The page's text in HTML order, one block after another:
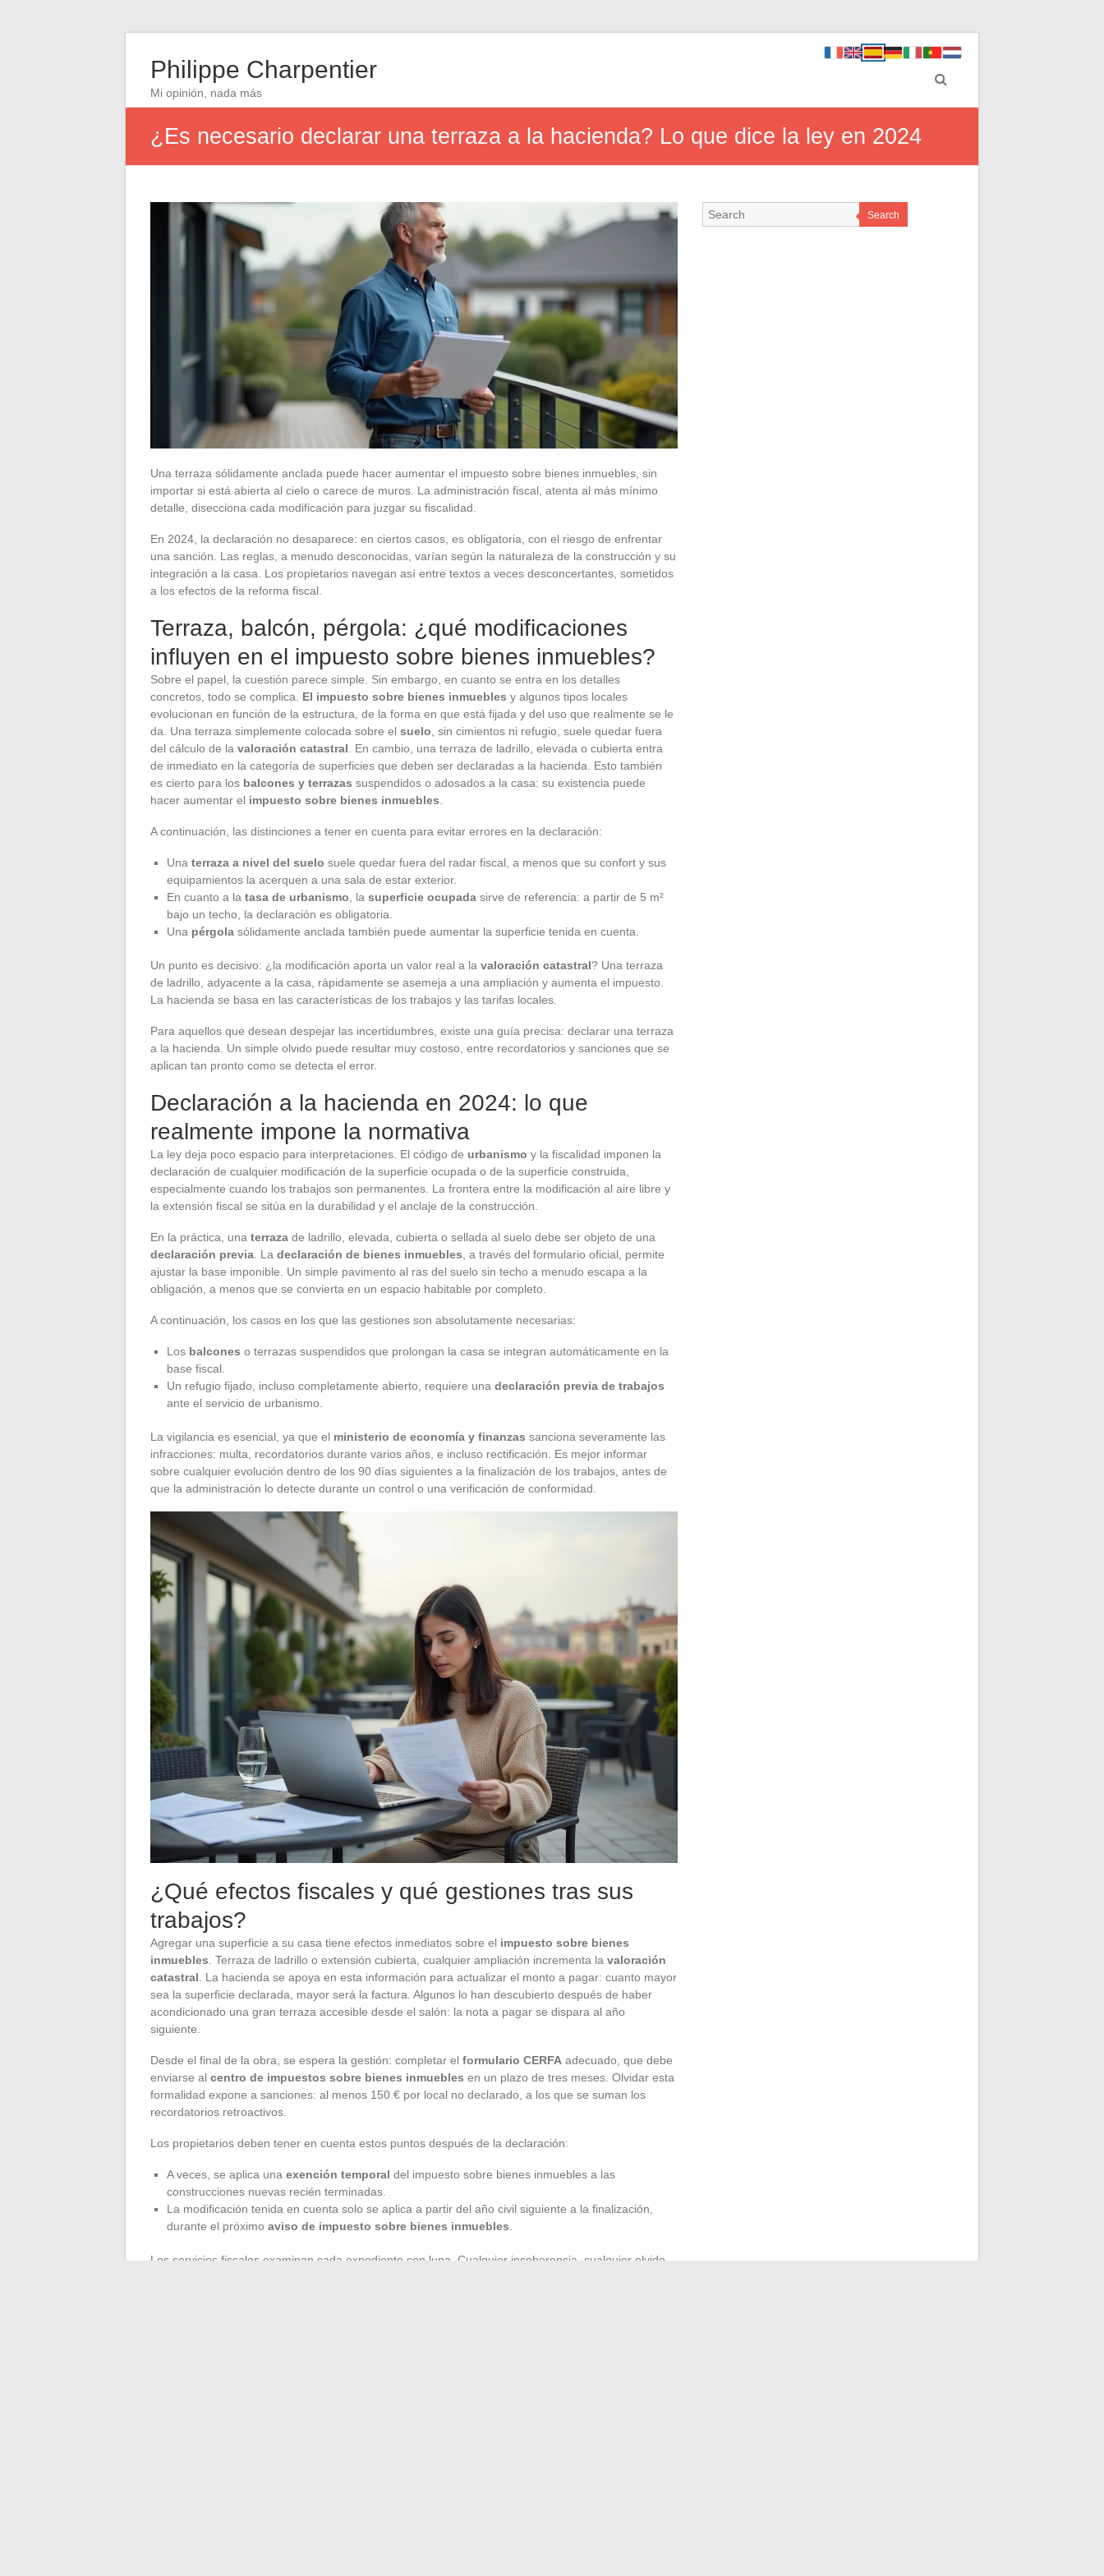
Philippe Charpentier
Mi opinión, nada más
¿Es necesario declarar una terraza a la hacienda? Lo que dice la ley en 2024
Una terraza sólidamente anclada puede hacer aumentar el impuesto sobre bienes inmuebles, sin
importar si está abierta al cielo o carece de muros. La administración fiscal, atenta al más mínimo
detalle, disecciona cada modificación para juzgar su fiscalidad.
En 2024, la declaración no desaparece: en ciertos casos, es obligatoria, con el riesgo de enfrentar
una sanción. Las reglas, a menudo desconocidas, varían según la naturaleza de la construcción y su
integración a la casa. Los propietarios navegan así entre textos a veces desconcertantes, sometidos
a los efectos de la reforma fiscal.
Terraza, balcón, pérgola: ¿qué modificaciones
influyen en el impuesto sobre bienes inmuebles?
Sobre el papel, la cuestión parece simple. Sin embargo, en cuanto se entra en los detalles
concretos, todo se complica. El impuesto sobre bienes inmuebles y algunos tipos locales
evolucionan en función de la estructura, de la forma en que está fijada y del uso que realmente se le
da. Una terraza simplemente colocada sobre el suelo , sin cimientos ni refugio, suele quedar fuera
del cálculo de la valoración catastral . En cambio, una terraza de ladrillo, elevada o cubierta entra
de inmediato en la categoría de superficies que deben ser declaradas a la hacienda. Esto también
es cierto para los balcones y terrazas suspendidos o adosados a la casa: su existencia puede
hacer aumentar el impuesto sobre bienes inmuebles
A continuación, las distinciones a tener en cuenta para evitar errores en la declaración:
Una terraza a nivel del suelo suele quedar fuera del radar fiscal, a menos que su confort y sus
equipamientos la acerquen a una sala de estar exterior.
En cuanto a la tasa de urbanismo , la superficie ocupada sirve de referencia: a partir de 5 m²
bajo un techo, la declaración es obligatoria.
Una pérgola sólidamente anclada también puede aumentar la superficie tenida en cuenta.
Un punto es decisivo: ¿la modificación aporta un valor real a la valoración catastral? Una terraza
de ladrillo, adyacente a la casa, rápidamente se asemeja a una ampliación y aumenta el impuesto.
La hacienda se basa en las características de los trabajos y las tarifas locales.
Para aquellos que desean despejar las incertidumbres, existe una guía precisa: declarar una terraza
a la hacienda. Un simple olvido puede resultar muy costoso, entre recordatorios y sanciones que se
aplican tan pronto como se detecta el error.
Declaración a la hacienda en 2024: lo que
realmente impone la normativa
La ley deja poco espacio para interpretaciones. El código de urbanismo y la fiscalidad imponen la
declaración de cualquier modificación de la superficie ocupada o de la superficie construida,
especialmente cuando los trabajos son permanentes. La frontera entre la modificación al aire libre y
la extensión fiscal se sitúa en la durabilidad y el anclaje de la construcción.
En la práctica, una terraza de ladrillo, elevada, cubierta o sellada al suelo debe ser objeto de una
declaración previa . La declaración de bienes inmuebles , a través del formulario oficial, permite
ajustar la base imponible. Un simple pavimento al ras del suelo sin techo a menudo escapa a la
obligación, a menos que se convierta en un espacio habitable por completo.
A continuación, los casos en los que las gestiones son absolutamente necesarias:
Los balcones o terrazas suspendidos que prolongan la casa se integran automáticamente en la
base fiscal.
Un refugio fijado, incluso completamente abierto, requiere una declaración previa de trabajos
ante el servicio de urbanismo.
La vigilancia es esencial, ya que el ministerio de economía y finanzas sanciona severamente las
infracciones: multa, recordatorios durante varios años, e incluso rectificación. Es mejor informar
sobre cualquier evolución dentro de los 90 días siguientes a la finalización de los trabajos, antes de
que la administración lo detecte durante un control o una verificación de conformidad.
¿Qué efectos fiscales y qué gestiones tras sus
trabajos?
Agregar una superficie a su casa tiene efectos inmediatos sobre el impuesto sobre bienes
inmuebles . Terraza de ladrillo o extensión cubierta, cualquier ampliación incrementa la valoración
catastral . La hacienda se apoya en esta información para actualizar el monto a pagar: cuanto mayor
sea la superficie declarada, mayor será la factura. Algunos lo han descubierto después de haber
acondicionado una gran terraza accesible desde el salón: la nota a pagar se dispara al año
siguiente.
Desde el final de la obra, se espera la gestión: completar el formulario CERFA adecuado, que debe
enviarse al centro de impuestos sobre bienes inmuebles en un plazo de tres meses. Olvidar esta
formalidad expone a sanciones: al menos 150 € por local no declarado, a los que se suman los
recordatorios retroactivos.
Los propietarios deben tener en cuenta estos puntos después de la declaración:
A veces, se aplica una exención temporal del impuesto sobre bienes inmuebles a las
construcciones nuevas recién terminadas.
La modificación tenida en cuenta solo se aplica a partir del año civil siguiente a la finalización,
durante el próximo aviso de impuesto sobre bienes inmuebles
Los servicios fiscales examinan cada expediente con lupa. Cualquier incoherencia, cualquier olvido,
Search